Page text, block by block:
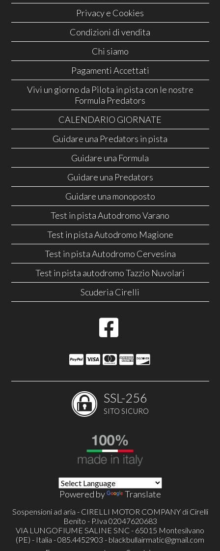
Privacy e Cookies
Condizioni di vendita
Chi siamo
Pagamenti Accettati
Vivi un giorno da Pilota in pista con le nostre
Formula Predators
CALENDARIO GIORNATE
Guidare una Predators in pista
Guidare una Formula
Guidare una Predators
Guidare una monoposto
Test in pista Autodromo Varano
Test in pista Autodromo Magione
Test in pista Autodromo Cervesina
Test in pista autodromo Tazzio Nuvolari
Scuderia Cirelli
SSL-256
SITO SICURO
Powered by Translate
Sospensioni ad aria - CIRELLI MOTOR COMPANY di Cirelli
Benito - P.Iva 02047620683
VIA LUNGOFIUME SALINE SNC - 65015 Montesilvano
(PE) - Italia - 085.4452903 - blackbullairmatic@gmail.com